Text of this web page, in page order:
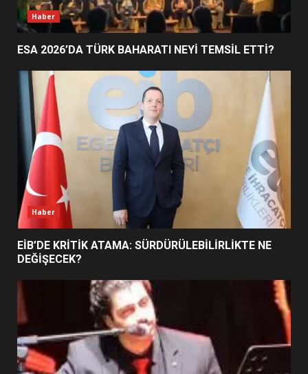
4
5
UZATILDI: NE DEĞİŞTİ?
6
BURHANİYE SATRANÇ
TURNUVASI KAYITLARI NEYİ
DEĞİŞTİRİYOR?
BURHANİYE BELEDİYESPOR’DA
YENİ YÖNETİM NASIL
Haber
ESA 2026’DA TÜRK BAHARATI NEYİ TEMSİL ETTİ?
Haber
EİB’DE KRİTİK ATAMA: SÜRDÜRÜLEBİLİRLİKTE NE
DEĞİŞECEK?